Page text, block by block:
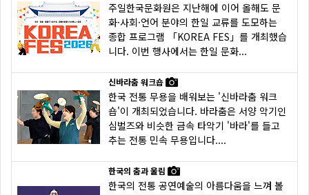
주일한국문화원은 지난해에 이어 올해도 문
화·사회·언어 분야의 한일 교류를 도모하는
종합 프로그램 「KOREA FES」를 개최했습
니다. 이번 행사에서는 한일 문화...
신바라춤 워크숍
한국 전통 무용을 배워보는 '신바라춤 워크
숍'이 개최되었습니다. 바라춤은 서양 악기인
심벌즈와 비슷한 금속 타악기 '바라'를 들고
추는 전통 민속 무용입니다....
한국의 춤과 울림
한국의 전통 공연예술의 아름다움을 느껴 볼